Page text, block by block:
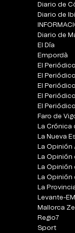
Diario de
Diario de
Diario de
El Día
Empordà
El
El
El Periódico
El
El
Faro de
La Crónica
La Nueva
La Opinión
La Opinión
La Opinión
La Opinión
La
Levante-
Mallorca
Regio7
Sport